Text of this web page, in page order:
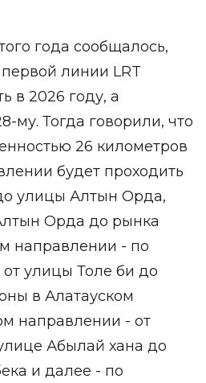
года сообщалось,
первой линии LRT
в 2026 году, а
му. Тогда говорили, что
26 километров
будет проходить
улицы Алтын Орда,
Орда до рынка
направлении - по
улицы Толе би до
в Алатауском
направлении - от
Абылай хана до
и далее - по